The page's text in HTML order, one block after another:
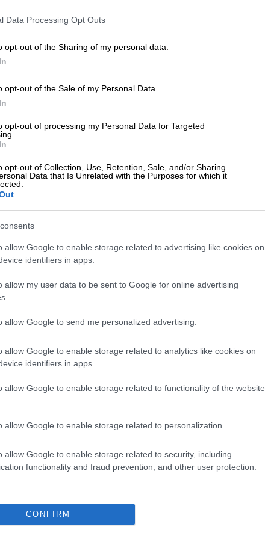
Data Processing Opt Outs
opt-out of the Sharing of my personal data.
opt-out of the Sale of my Personal Data.
opt-out of processing my Personal Data for Targeted
opt-out of Collection, Use, Retention, Sale, and/or Sharing
Data that Is Unrelated with the Purposes for which it
allow Google to enable storage related to advertising like cookies on
identifiers in apps.
allow my user data to be sent to Google for online advertising
allow Google to send me personalized advertising.
allow Google to enable storage related to analytics like cookies on
identifiers in apps.
allow Google to enable storage related to functionality of the website
allow Google to enable storage related to personalization.
allow Google to enable storage related to security, including
functionality and fraud prevention, and other user protection.
CONFIRM
ο προοδευτικός υποψήφιος των
αξίζει έναν δήμαρχο
μέρα
μπορέσουν να υπερασπιστούν τον εαυτό
Δεν θα εκφοβιστώ από κανέναν,
τους κατοίκους της πόλης»,
video
εκλογές: «Όποιος
ηλίθιος»
π κάλεσε σήμερα, Τρίτη (4/11) τους
για τη δημαρχία της πόλης.
Μαμντάνι(…) είναι ηλίθιος!!!» έγραψε ο